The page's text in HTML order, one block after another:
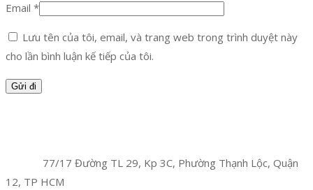
Email *
Lưu tên của tôi, email, và trang web trong trình duyệt này
cho lần bình luận kế tiếp của tôi.
77/17 Đường TL 29, Kp 3C, Phường Thạnh Lộc, Quận
12, TP HCM